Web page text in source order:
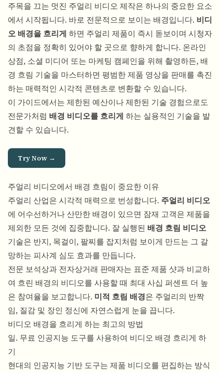
주목을 끄는 멋진 주얼리 비디오 제작은 하나의 중요한 요소
에서 시작됩니다. 바로 전문적으로 보이는 배경입니다. 비디
오 배경을 흐리게 하면 주얼리 제품이 즉시 돋보이며 시청자
의 초점을 정확히 있어야 할 곳으로 향하게 합니다. 온라인
상점, 소셜 미디어 또는 마케팅 캠페인을 위해 촬영하든, 배
경 흐림 기술을 마스터하면 평범한 제품 영상을 판매를 촉진
하는 매력적인 시각적 콘텐츠로 변환할 수 있습니다.
이 가이드에서는 제한된 예산이나 제한된 기술 경험으로도
전문가처럼 배경 비디오를 흐리게 하는 실용적인 기술을 발
견할 수 있습니다.
Try Now →
주얼리 비디오에서 배경 흐림이 중요한 이유
주얼리 산업은 시각적 매력으로 번성합니다. 주얼리 비디오
에 어수선하거나 산만한 배경이 있으면 잠재 고객은 제품을
제외한 모든 것에 집중합니다. 잘 실행된 배경 흐림 비디오
기술은 반지, 목걸이, 팔찌를 잡지처럼 보이게 만드는 그 갈
망하는 피사계 심도 효과를 만듭니다.
전문 보석상과 전자상거래 판매자는 표준 제품 샷과 비교하
여 흐린 배경의 비디오를 사용할 때 최대 사십 퍼센트 더 높
은 참여율을 보고합니다. 미적 흐림 배경은 주얼리의 반짝
임, 질감 및 장인 정신에 자연스럽게 눈을 끕니다.
비디오 배경을 흐리게 하는 최고의 방법
일. 무료 인공지능 도구를 사용하여 비디오 배경 흐리게 하
기
현대의 인공지능 기반 도구는 제품 비디오를 편집하는 방식